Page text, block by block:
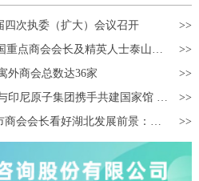
吉罗拉米(Daniele Girolami)在青田友
来的交流与合作。” “科技味”是
庄”展区，观众佩戴AR眼镜，即
，体验葡萄酒制作全流程。同时，以
间进行展销。 侨博会已成为浙江承
次执委（扩大）会议召开
外商会总数达36家